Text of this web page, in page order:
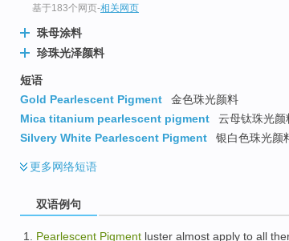
基于183个网页-相关网页
珠母涂料
珍珠光泽颜料
短语
Gold Pearlescent Pigment
金色珠光颜料
Mica titanium pearlescent pigment
云母钛珠光颜
Silvery White Pearlescent Pigment
银白色珠光颜
更多网络短语
双语例句
Pearlescent Pigment luster almost apply to all